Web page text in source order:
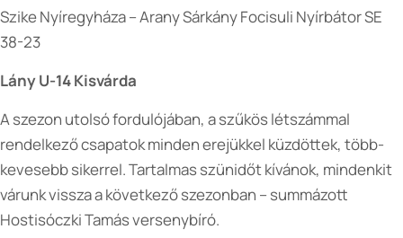
Szike Nyíregyháza – Arany Sárkány Focisuli Nyírbátor SE
38-23
Lány U-14 Kisvárda
A szezon utolsó fordulójában, a szűkös létszámmal
rendelkező csapatok minden erejükkel küzdöttek, több-
kevesebb sikerrel. Tartalmas szünidőt kívánok, mindenkit
várunk vissza a következő szezonban – summázott
Hostisóczki Tamás versenybíró.